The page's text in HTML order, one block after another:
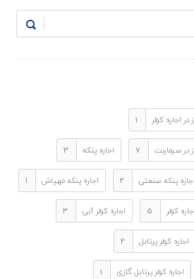
اجاره کولر 1
در سرمارنت 7 اجاره پنکه 3
اجاره پنکه صنعتی 2 اجاره پنکه مهپاش 1
کولر 5 اجاره کولر آبی 3
اجاره کولر پرتابل 2
اجاره کولر پرتابل گازی 1